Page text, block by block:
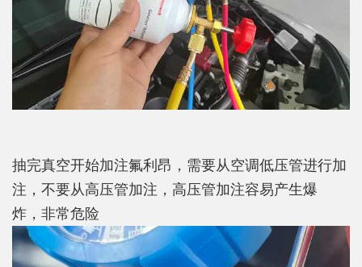
抽完真空开始加注氟利昂，需要从空调低压管进行加
注，不要从高压管加注，高压管加注容易产生爆
炸，非常危险